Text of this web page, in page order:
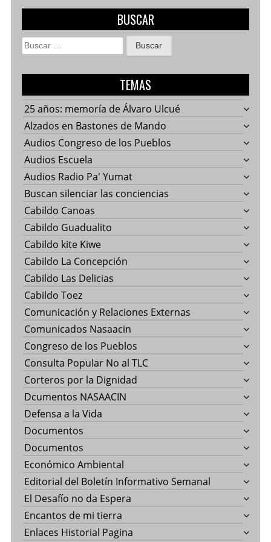
BUSCAR
Buscar:
TEMAS
25 años: memoría de Álvaro Ulcué
Alzados en Bastones de Mando
Audios Congreso de los Pueblos
Audios Escuela
Audios Radio Pa' Yumat
Buscan silenciar las conciencias
Cabildo Canoas
Cabildo Guadualito
Cabildo kite Kiwe
Cabildo La Concepción
Cabildo Las Delicias
Cabildo Toez
Comunicación y Relaciones Externas
Comunicados Nasaacin
Congreso de los Pueblos
Consulta Popular No al TLC
Corteros por la Dignidad
Dcumentos NASAACIN
Defensa a la Vida
Documentos
Documentos
Económico Ambiental
Editorial del Boletín Informativo Semanal
El Desafío no da Espera
Encantos de mi tierra
Enlaces Historial Pagina